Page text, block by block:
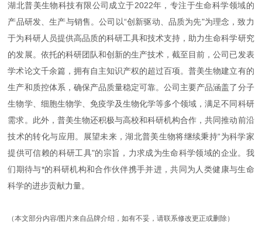
湖北普美生物科技有限公司成立于2022年，专注于生命科学领域的
产品研发、生产与销售。公司以“创新驱动、品质为先"为理念，致力
于为科研人员提供高品质的科研工具和技术支持，助力生命科学研究
的发展。依托的科研团队和创新的生产技术，截至目前，公司已发表
学术论文千余篇，拥有自主知识产权的超过百项。普美生物建立有的
生产和质控体系，确保产品质量稳定可靠。公司主要产品涵盖了分子
生物学、细胞生物学、免疫学及生物化学等多个领域，满足不同科研
需求。此外，普美生物还积极与高校和科研机构合作，共同推动前沿
技术的转化与应用。展望未来，湖北普美生物将继续秉持“为科学家
提供可信赖的科研工具"的宗旨，力求成为生命科学领域的企业。我
们期待与*的科研机构和合作伙伴携手并进，共同为人类健康与生命
科学的进步贡献力量。
（本文部分内容/图片来自品牌介绍，如有不妥，请联系修改更正或删除）